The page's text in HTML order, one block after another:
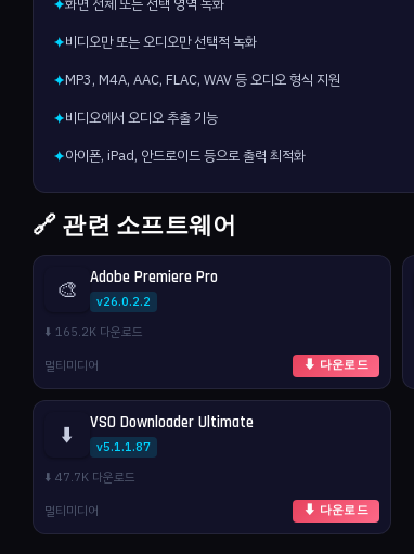
✦
✦비디오만 또는 오디오만 선택적 녹화
✦MP3, M4A, AAC, FLAC, WAV 등 오디오 형식 지원
✦비디오에서 오디오 추출 기능
✦아이폰, iPad, 안드로이드 등으로 출력 최적화
🔗 관련 소프트웨어
🎨 Adobe Premiere Pro
v26.0.2.2
⬇️ 165.2K 다운로드
멀티미디어
⬇ 다운로드
⬇️ VSO Downloader Ultimate
v5.1.1.87
⬇️ 47.7K 다운로드
멀티미디어
⬇ 다운로드